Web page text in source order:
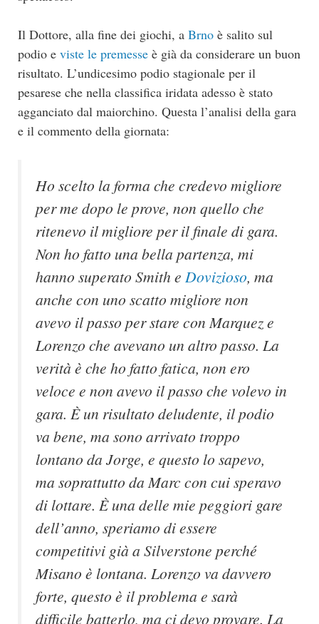
Il Dottore, alla fine dei giochi, a Brno è salito sul
podio e viste le premesse è già da considerare un buon
risultato. L’undicesimo podio stagionale per il
pesarese che nella classifica iridata adesso è stato
agganciato dal maiorchino. Questa l’analisi della gara
e il commento della giornata:
Ho scelto la forma che credevo migliore
per me dopo le prove, non quello che
ritenevo il migliore per il finale di gara.
Non ho fatto una bella partenza, mi
hanno superato Smith e Dovizioso, ma
anche con uno scatto migliore non
avevo il passo per stare con Marquez e
Lorenzo che avevano un altro passo. La
verità è che ho fatto fatica, non ero
veloce e non avevo il passo che volevo in
gara. È un risultato deludente, il podio
va bene, ma sono arrivato troppo
lontano da Jorge, e questo lo sapevo,
ma soprattutto da Marc con cui speravo
di lottare. È una delle mie peggiori gare
dell’anno, speriamo di essere
competitivi già a Silverstone perché
Misano è lontana. Lorenzo va davvero
forte, questo è il problema e sarà
difficile batterlo, ma ci devo provare. La